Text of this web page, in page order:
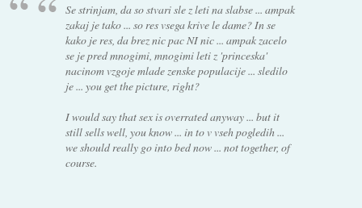
Se strinjam, da so stvari sle z leti na slabse ... ampak
zakaj je tako ... so res vsega krive le dame? In se
kako je res, da brez nic pac NI nic ... ampak zacelo
se je pred mnogimi, mnogimi leti z 'princeska'
nacinom vzgoje mlade zenske populacije ... sledilo
je ... you get the picture, right?
I would say that sex is overrated anyway ... but it
still sells well, you know ... in to v vseh pogledih ...
we should really go into bed now ... not together, of
course.